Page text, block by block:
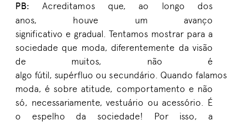
PB:Acreditamos que,
ao longo dos
anos, houve um avanço
significativo e gradual Tentamos mostrar para a
sociedade que moda, diferentemente da visão
de muitos,
não é
algo fútil, supérfluo ou secundário. Quando falamos
moda, é sobre atitude, comportamento e não
só, necessariamente,vestuário ou acessório
É
o espelho da sociedade!
Por isso, a